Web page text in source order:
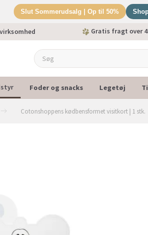
Slut Sommerudsalg | Op til 50%
Gratis fragt over
Foder og snacks Legetøj
Cotonshoppens kødbensformet visitkort | 1 stk.